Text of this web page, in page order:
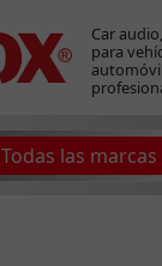
Car
para
Todas las marcas